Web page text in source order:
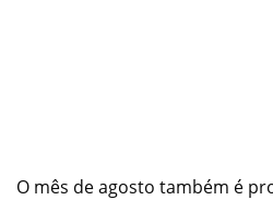
O mês de agosto também é